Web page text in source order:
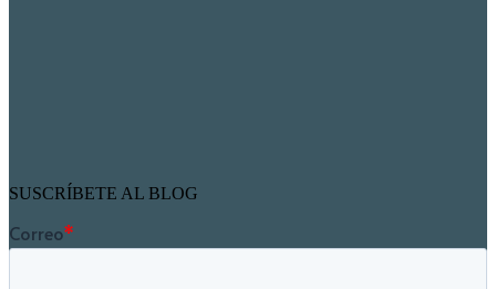
SUSCRÍBETE AL BLOG